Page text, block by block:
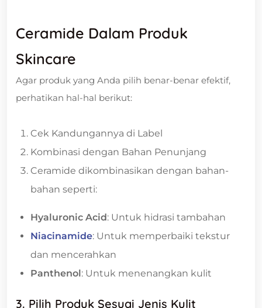
Ceramide Dalam Produk
Skincare
Agar produk yang Anda pilih benar-benar efektif,
perhatikan hal-hal berikut:
Cek Kandungannya di Label
Kombinasi dengan Bahan Penunjang
Ceramide dikombinasikan dengan bahan-
bahan seperti:
Hyaluronic Acid: Untuk hidrasi tambahan
Niacinamide: Untuk memperbaiki tekstur
dan mencerahkan
Panthenol: Untuk menenangkan kulit
3. Pilih Produk Sesuai Jenis Kulit